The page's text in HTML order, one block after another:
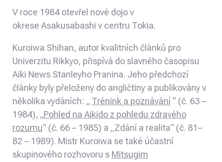
V roce 1984 otevřel nové dojo v
okrese Asakusabashi v centru Tokia.
Kuroiwa Shihan, autor kvalitních článků pro
Univerzitu Rikkyo, přispívá do slavného časopisu
Aïki News Stanleyho Pranina. Jeho předchozí
články byly přeloženy do angličtiny a publikovány v
několika vydáních: „ Trénink a poznávání “ (č. 63 –
1984), „Pohled na Aikido z pohledu zdravého
rozumu“ (č. 66 – 1985) a „Zdání a realita“ (č. 81–
82 – 1989). Mistr Kuroiwa se také účastní
skupinového rozhovoru s Mitsugim